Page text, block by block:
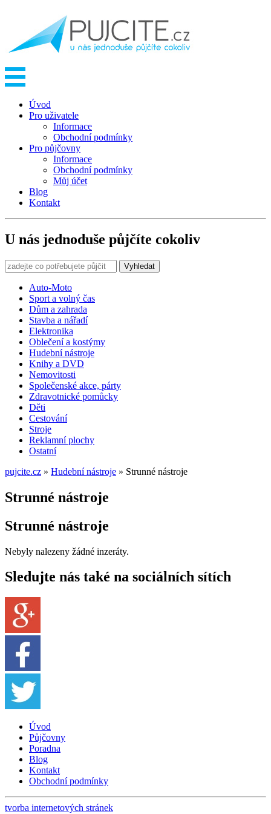
Úvod
Pro uživatele
Informace
Obchodní podmínky
Pro půjčovny
Informace
Obchodní podmínky
Můj účet
Blog
Kontakt
U nás jednoduše půjčíte cokoliv
Vyhledat
Auto-Moto
Sport a volný čas
Dům a zahrada
Stavba a nářadí
Elektronika
Oblečení a kostýmy
Hudební nástroje
Knihy a DVD
Nemovitosti
Společenské akce, párty
Zdravotnické pomůcky
Děti
Cestování
Stroje
Reklamní plochy
Ostatní
pujcite.cz » Hudební nástroje » Strunné nástroje
Strunné nástroje
Strunné nástroje
Nebyly nalezeny žádné inzeráty.
Sledujte nás také na sociálních sítích
Úvod
Půjčovny
Poradna
Blog
Kontakt
Obchodní podmínky
tvorba internetových stránek